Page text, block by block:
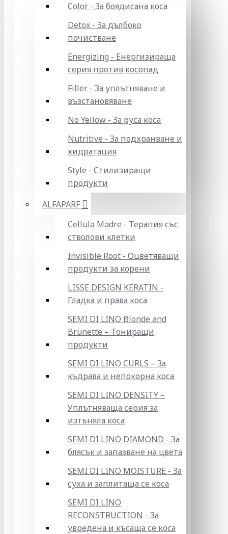
Color - За боядисана коса
Detox - За дълбоко
почистване
Energizing - Енергизираща
серия против косопад
Filler - За уплътняване и
възстановяване
No Yellow - За руса коса
Nutritive - За подхранване и
хидратация
Style - Стилизиращи
продукти
ALFAPARF
Cellula Madre - Терапия със
стволови клетки
Invisible Root - Оцветяващи
продукти за корени
LISSE DESIGN KERATIN -
Гладка и права коса
SEMI DI LINO Blonde and
Brunette – Тониращи
продукти
SEMI DI LINO CURLS – За
къдрава и непокорна коса
SEMI DI LINO DENSITY –
Уплътняваща серия за
изтъняла коса
SEMI DI LINO DIAMOND - За
блясък и запазване на цвета
SEMI DI LINO MOISTURE - За
суха и заплитаща се коса
SEMI DI LINO
RECONSTRUCTION - За
увредена и късаща се коса